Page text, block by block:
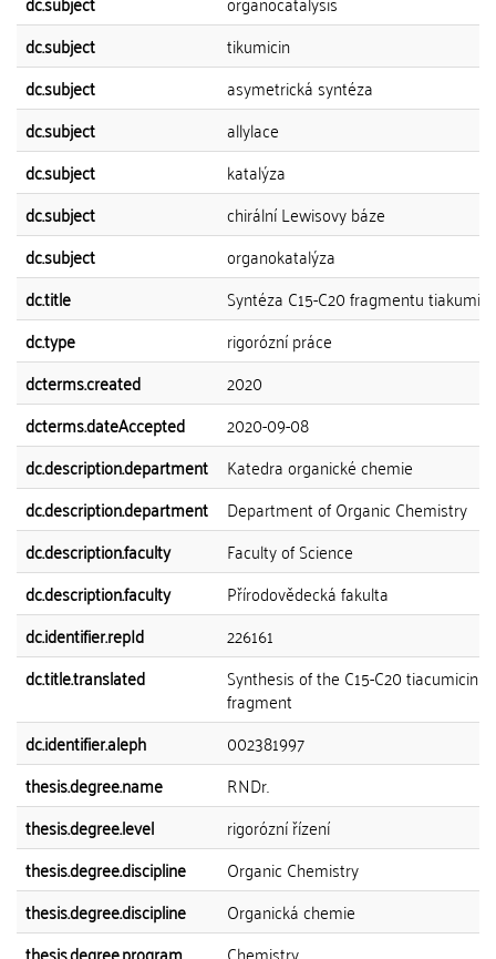
dc.subject
tikumicin
dc.subject
asymetrická syntéza
dc.subject
allylace
dc.subject
katalýza
dc.subject
chirální Lewisovy báze
dc.subject
organokatalýza
dc.title
Syntéza C15-C20 fragmentu
dc.type
rigorózní práce
dcterms.created
2020
dcterms.dateAccepted
2020-09-08
dc.description.department
Katedra organické chemie
dc.description.department
Department of Organic Chemistry
dc.description.faculty
Faculty of Science
dc.description.faculty
Přírodovědecká fakulta
dc.identifier.repId
226161
dc.title.translated
Synthesis of the C15-C20 tiacumicin
fragment
dc.identifier.aleph
002381997
thesis.degree.name
RNDr.
thesis.degree.level
rigorózní řízení
thesis.degree.discipline
Organic Chemistry
thesis.degree.discipline
Organická chemie